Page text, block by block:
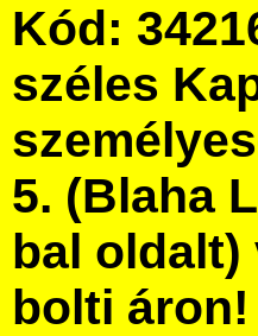
Kód:
széles
5. (Blaha
bal oldalt)
bolti áron!